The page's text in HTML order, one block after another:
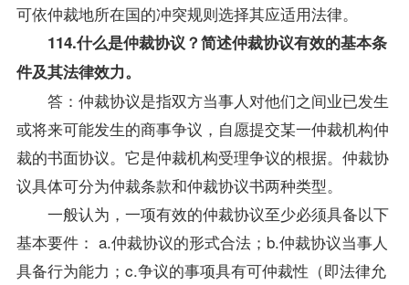
可依仲裁地所在国的冲突规则选择其应适用法律。
114.什么是仲裁协议？简述仲裁协议有效的基本条
件及其法律效力。
答：仲裁协议是指双方当事人对他们之间业已发生
或将来可能发生的商事争议，自愿提交某一仲裁机构仲
裁的书面协议。它是仲裁机构受理争议的根据。仲裁协
议具体可分为仲裁条款和仲裁协议书两种类型。
一般认为，一项有效的仲裁协议至少必须具备以下
基本要件： a.仲裁协议的形式合法；b.仲裁协议当事人
具备行为能力；c.争议的事项具有可仲裁性（即法律允